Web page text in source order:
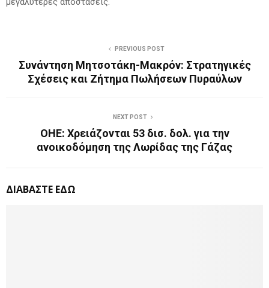
PREVIOUS POST
Συνάντηση Μητσοτάκη-Μακρόν: Στρατηγικές
Σχέσεις και Ζήτημα Πωλήσεων Πυραύλων
NEXT POST
ΟΗΕ: Χρειάζονται 53 δισ. δολ. για την
ανοικοδόμηση της Λωρίδας της Γάζας
ΔΙΑΒΑΣΤΕ ΕΔΩ